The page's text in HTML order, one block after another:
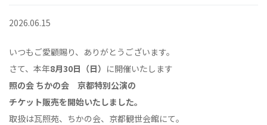
2026.06.15
いつもご愛顧賜り、ありがとうございます。
さて、本年8月30日（日） に開催いたします
照の会 ちかの会 京都特別公演の
チケット販売を開始いたしました。
取扱は瓦照苑、ちかの会、京都観世会館にて。